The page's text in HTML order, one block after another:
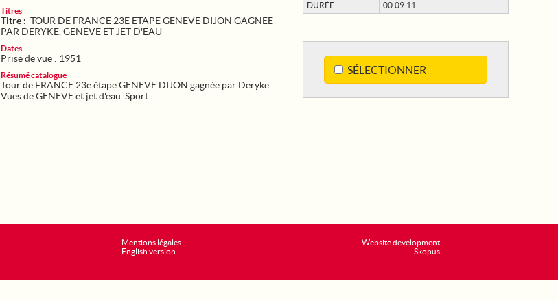
DURÉE
00:09:11
SÉLECTIONNER
Titres
Titre : TOUR DE FRANCE 23E ETAPE GENEVE DIJON GAGNEE
PAR DERYKE. GENEVE ET JET D'EAU
Dates
Prise de vue : 1951
Résumé catalogue
Tour de FRANCE 23e étape GENEVE DIJON gagnée par Deryke.
Vues de GENEVE et jet d'eau. Sport.
Website development
Skopus
Mentions légales
English version